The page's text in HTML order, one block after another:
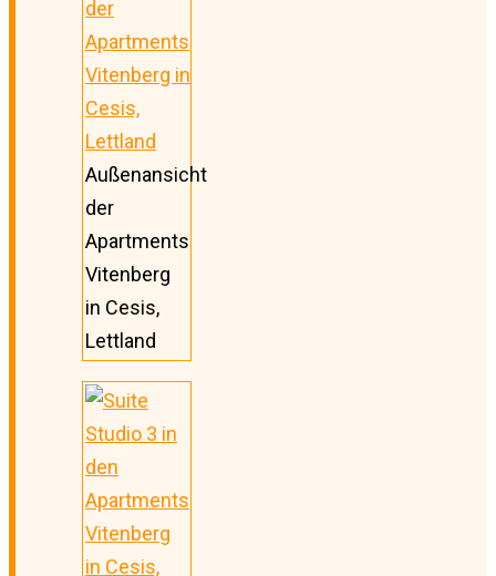
Außenansicht
der
Apartments
Vitenberg
in Cesis,
Lettland